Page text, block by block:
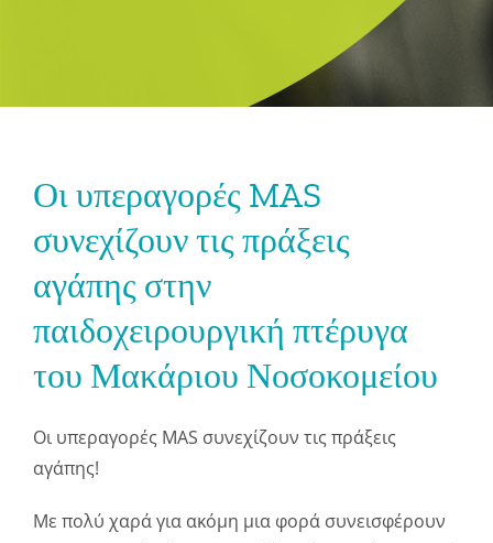
Οι υπεραγορές MAS
συνεχίζουν τις πράξεις
αγάπης στην
παιδοχειρουργική πτέρυγα
του Μακάριου Νοσοκομείου
Οι υπεραγορές MAS συνεχίζουν τις πράξεις
αγάπης!
Με πολύ χαρά για ακόμη μια φορά συνεισφέρουν